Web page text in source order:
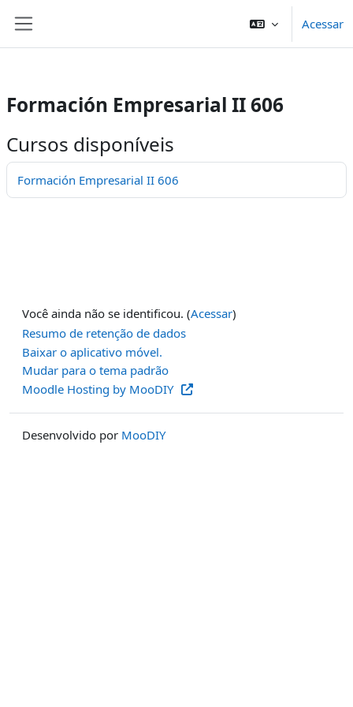
Ir para o conteúdo principal
Acessar
Formación Empresarial II 606
Cursos disponíveis
Formación Empresarial II 606
Você ainda não se identificou. (Acessar)
Resumo de retenção de dados
Baixar o aplicativo móvel.
Mudar para o tema padrão
Moodle Hosting by MooDIY
Desenvolvido por MooDIY